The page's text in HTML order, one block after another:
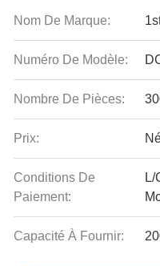
Nom De Marque:
Numéro De Modèle:
Nombre De Pièces:
Prix:
Conditions De
Paiement:
L/
Capacité À Fournir: